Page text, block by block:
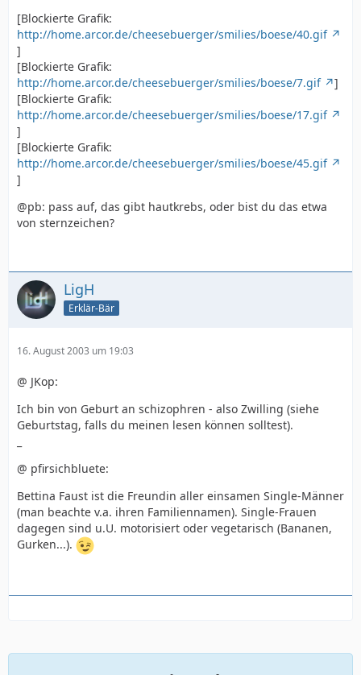
[Blockierte Grafik:
http://home.arcor.de/cheesebuerger/smilies/boese/40.gif
]
[Blockierte Grafik:
http://home.arcor.de/cheesebuerger/smilies/boese/7.gif
]
[Blockierte Grafik:
http://home.arcor.de/cheesebuerger/smilies/boese/17.gif
]
[Blockierte Grafik:
http://home.arcor.de/cheesebuerger/smilies/boese/45.gif
]
@pb: pass auf, das gibt hautkrebs, oder bist du das etwa
von sternzeichen?
LigH
Erklär-Bär
16. August 2003 um 19:03
@ JKop:
Ich bin von Geburt an schizophren - also Zwilling (siehe
Geburtstag, falls du meinen lesen können solltest).
@ pfirsichbluete:
Bettina Faust ist die Freundin aller einsamen Single-Männer
(man beachte v.a. ihren Familiennamen). Single-Frauen
dagegen sind u.U. motorisiert oder vegetarisch (Bananen,
Gurken...).